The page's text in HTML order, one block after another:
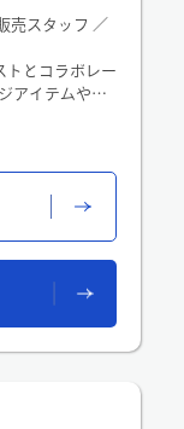
売スタッフ ／
トとコラボレー
アイテムや話
なボキャブラ
けています。